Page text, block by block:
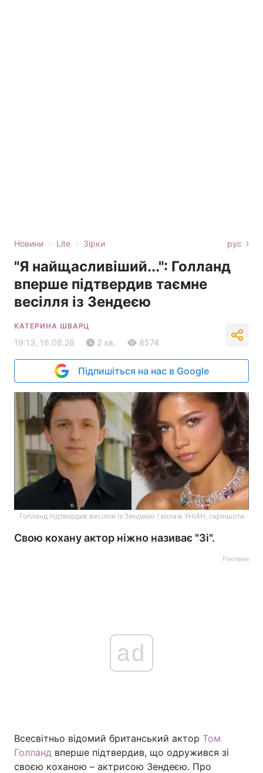
Новини › Lite › Зірки рус
"Я найщасливіший...": Голланд
вперше підтвердив таємне
весілля із Зендеєю
КАТЕРИНА ШВАРЦ
19:13, 16.06.26 2 хв. 8574
Підпишіться на нас в Google
Голланд підтвердив весілля із Зендеєю / колаж УНІАН, скріншоти
Свою кохану актор ніжно називає "Зі".
Реклама
ad
Всесвітньо відомий британський актор Том
Голланд вперше підтвердив, що одружився зі
своєю коханою – актрисою Зендеєю. Про